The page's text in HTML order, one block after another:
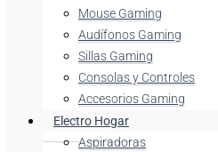
Mouse Gaming
Audífonos Gaming
Sillas Gaming
Consolas y Controles
Accesorios Gaming
Electro Hogar
Aspiradoras